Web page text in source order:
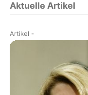
Aktuelle Artikel
Artikel -